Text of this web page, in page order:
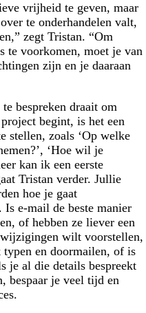
vrijheid te geven, maar
te onderhandelen valt,
zegt Tristan. “Om
te voorkomen, moet je van
zijn en je daaraan
bespreken draait om
begint, is het een
stellen, zoals ‘Op welke
‘Hoe wil je
kan ik een eerste
Tristan verder. Jullie
hoe je gaat
e-mail de beste manier
of hebben ze liever een
wilt voorstellen,
typen en doormailen, of is
je al die details bespreekt
bespaar je veel tijd en